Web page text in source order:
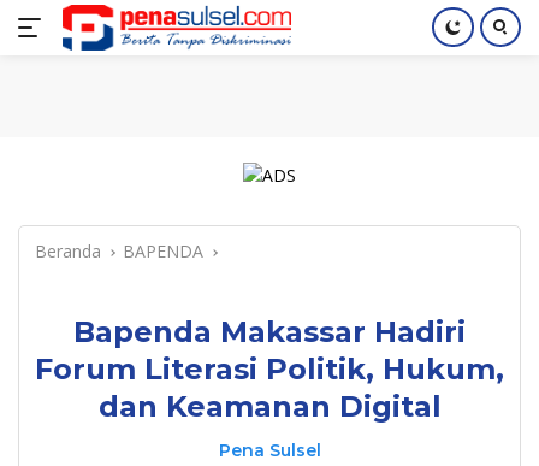
Langsung
Home Nasional Pendidikan Index
Beranda BAPENDA
Bapenda Makassar Hadiri
Forum Literasi Politik, Hukum,
dan Keamanan Digital
Pena Sulsel